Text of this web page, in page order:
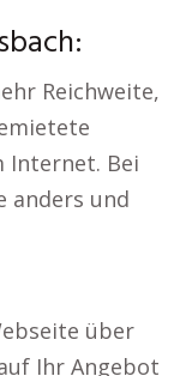
Reichweite,
Internet. Bei
anders und
über
Ihr Angebot